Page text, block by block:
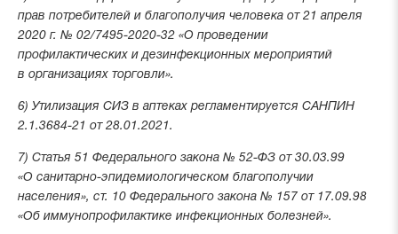
прав потребителей и благополучия человека от 21 апреля
2020 г. № 02/7495-2020-32 «О проведении
профилактических и дезинфекционных мероприятий
в организациях торговли».
6) Утилизация СИЗ в аптеках регламентируется САНПИН
2.1.3684-21 от 28.01.2021.
7) Статья 51 Федерального закона № 52-ФЗ от 30.03.99
«О санитарно-эпидемиологическом благополучии
населения», ст. 10 Федерального закона № 157 от 17.09.98
«Об иммунопрофилактике инфекционных болезней».